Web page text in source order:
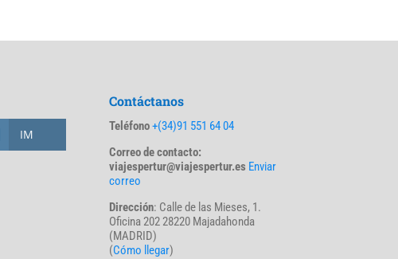
IM
Contáctanos
Teléfono+(34)91 551 64 04
Correo de contacto:
viajespertur@viajespertur.es Enviar
correo
Dirección: Calle de las Mieses, 1.
Oficina 202 28220 Majadahonda
(MADRID)
(Cómo llegar)